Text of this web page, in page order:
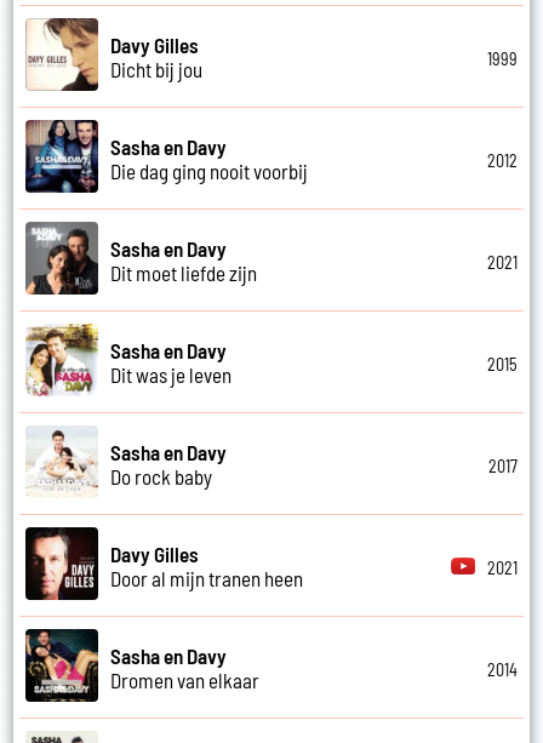
Davy Gilles
Dicht bij jou
1999
Sasha en Davy
Die dag ging nooit voorbij
2012
Sasha en Davy
Dit moet liefde zijn
2021
Sasha en Davy
Dit was je leven
2015
Sasha en Davy
Do rock baby
2017
Davy Gilles
Door al mijn tranen heen
2021
Sasha en Davy
Dromen van elkaar
2014